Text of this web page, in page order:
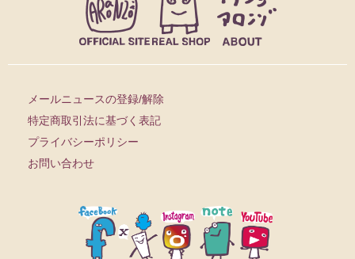
メールニュースの登録/解除
特定商取引法に基づく表記
プライバシーポリシー
お問い合わせ